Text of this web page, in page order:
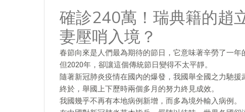
確診240萬！瑞典籍的趙
妻壓哨入境？
春節向來是人們最為期待的節日，它意味著辛勞了一年
但2020年，卻讓這個傳統節日變得不太平靜。
隨著新冠肺炎疫情在國內的爆發，我國舉全國之力馳援
終於，舉國上下歷時兩個多月的努力終見成效。
我國幾乎不再有本地病例新增，而多為境外輸入病例。